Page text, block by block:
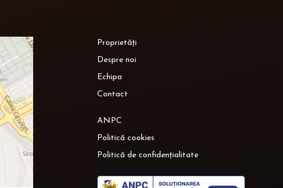
Proprietăți
Despre noi
Echipa
Contact
ANPC
Politică cookies
Politică de confidențialitate